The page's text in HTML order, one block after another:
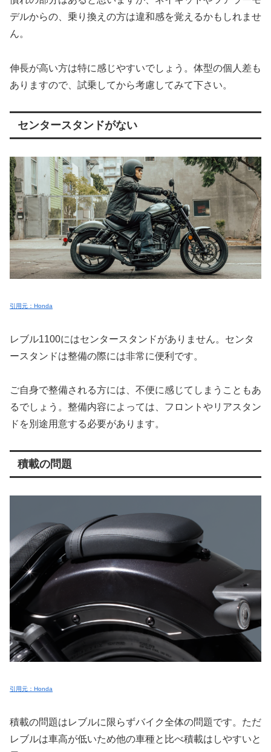
デルからの、乗り換えの方は違和感を覚えるかもしれませ
ん。
伸長が高い方は特に感じやすいでしょう。体型の個人差も
ありますので、試乗してから考慮してみて下さい。
センタースタンドがない
引用元：Honda
レブル1100にはセンタースタンドがありません。センタ
ースタンドは整備の際には非常に便利です。
ご自身で整備される方には、不便に感じてしまうこともあ
るでしょう。整備内容によっては、フロントやリアスタン
ドを別途用意する必要があります。
積載の問題
引用元：Honda
積載の問題はレブルに限らずバイク全体の問題です。ただ
レブルは車高が低いため他の車種と比べ積載はしやすいと